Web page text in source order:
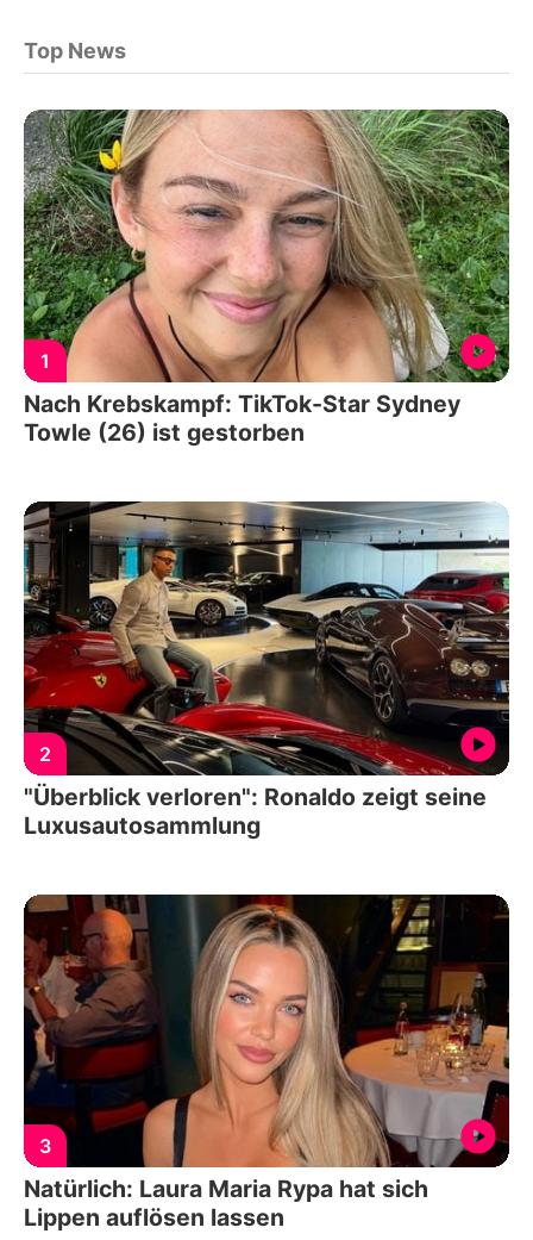
Top News
1
Nach Krebskampf: TikTok-Star Sydney
Towle (26) ist gestorben
2
"Überblick verloren": Ronaldo zeigt seine
Luxusautosammlung
3
Natürlich: Laura Maria Rypa hat sich
Lippen auflösen lassen